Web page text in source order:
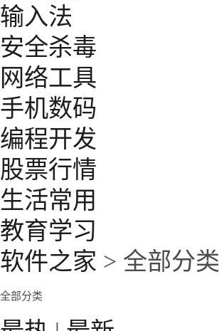
输入法
安全杀毒
网络工具
手机数码
编程开发
股票行情
生活常用
教育学习
软件之家 > 全部分类
全部分类